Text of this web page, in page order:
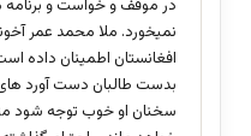
در موقف و خواست و
نمیخورد. ملا محمد عمر
افغانستان اطمینان داده
بدست طالبان دست آورد
سخنان او خوب توجه شود